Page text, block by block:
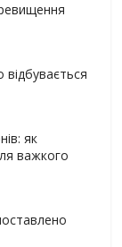
відбувається
як
важкого